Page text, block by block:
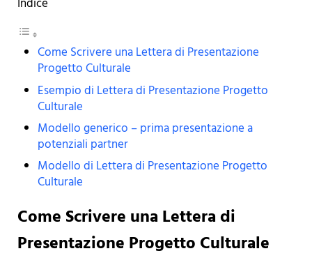
Indice
Come Scrivere una Lettera di Presentazione
Progetto Culturale
Esempio di Lettera di Presentazione Progetto
Culturale
Modello generico – prima presentazione a
potenziali partner
Modello di Lettera di Presentazione Progetto
Culturale
Come Scrivere una Lettera di
Presentazione Progetto Culturale